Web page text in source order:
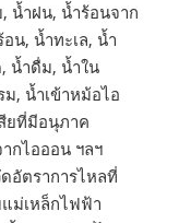
น้ำฝน, น้ำร้อนจาก
น, น้ำทะเล, น้ำ
น้ำดื่ม, น้ำใน
, น้ำเข้าหม้อไอ
ยที่มีอนุภาค
กไอออน ฯลฯ
อัตราการไหลที่
ม่เหล็กไฟฟ้า